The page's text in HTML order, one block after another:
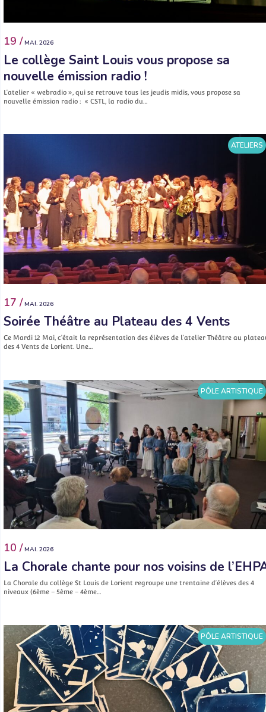
19 / MAI. 2026
Le collège Saint Louis vous propose sa
nouvelle émission radio !
L’atelier « webradio », qui se retrouve tous les jeudis midis, vous propose sa
nouvelle émission radio : « CSTL, la radio du…
ATELIERS
17 / MAI. 2026
Soirée Théâtre au Plateau des 4 Vents
Ce Mardi 12 Mai, c’était la représentation des élèves de l’atelier Théâtre au
des 4 Vents de Lorient. Une…
PÔLE ARTISTIQUE
10 / MAI. 2026
La Chorale chante pour nos voisins de
La Chorale du collège St Louis de Lorient regroupe une trentaine d’élèves des 4
niveaux (6ème – 5ème – 4ème…
PÔLE ARTISTIQUE